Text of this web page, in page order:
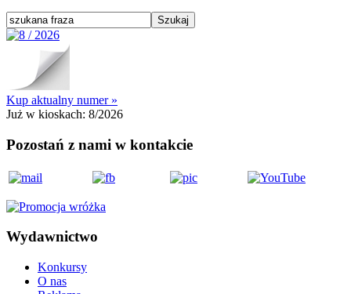
Kup aktualny numer »
Już w kioskach: 8/2026
Pozostań z nami w kontakcie
Wydawnictwo
Konkursy
O nas